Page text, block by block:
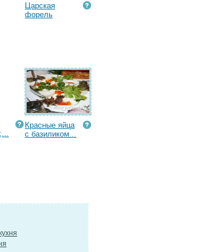
Царская
форель
Красные яйца
с базиликом...